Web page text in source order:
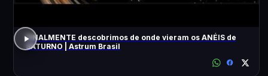
FINALMENTE descobrimos de onde vieram os ANÉIS de
SATURNO | Astrum Brasil